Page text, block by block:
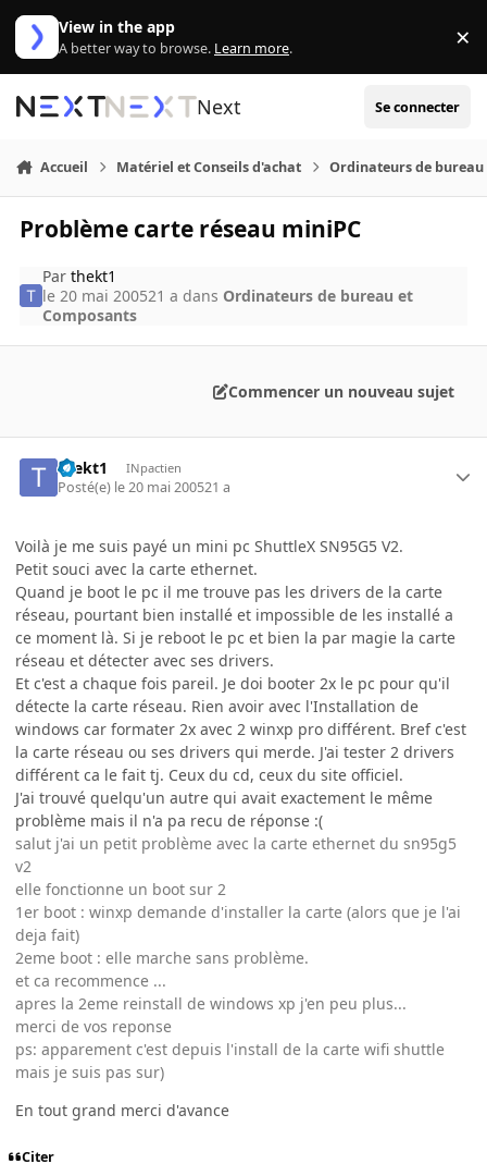
Aller au contenu
View in the app
A better way to browse. Learn more. ×
Next Se connecter
Accueil Matériel et Conseils d'achat Ordinateurs de bureau
Problème carte réseau miniPC
Parthekt1
le 20 mai 200521 a dans Ordinateurs de bureau et
Composants
Commencer un nouveau sujet
thekt1 INpactien
Posté(e) le 20 mai 200521 a
Voilà je me suis payé un mini pc ShuttleX SN95G5 V2.
Petit souci avec la carte ethernet.
Quand je boot le pc il me trouve pas les drivers de la carte
réseau, pourtant bien installé et impossible de les installé a
ce moment là. Si je reboot le pc et bien la par magie la carte
réseau et détecter avec ses drivers.
Et c'est a chaque fois pareil. Je doi booter 2x le pc pour qu'il
détecte la carte réseau. Rien avoir avec l'Installation de
windows car formater 2x avec 2 winxp pro différent. Bref c'est
la carte réseau ou ses drivers qui merde. J'ai tester 2 drivers
différent ca le fait tj. Ceux du cd, ceux du site officiel.
J'ai trouvé quelqu'un autre qui avait exactement le même
problème mais il n'a pa recu de réponse :(
salut j'ai un petit problème avec la carte ethernet du sn95g5
v2
elle fonctionne un boot sur 2
1er boot : winxp demande d'installer la carte (alors que je l'ai
deja fait)
2eme boot : elle marche sans problème.
et ca recommence ...
apres la 2eme reinstall de windows xp j'en peu plus...
merci de vos reponse
ps: apparement c'est depuis l'install de la carte wifi shuttle
mais je suis pas sur)
En tout grand merci d'avance
Citer